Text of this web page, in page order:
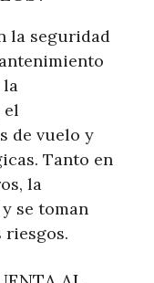
la seguridad
la
el
de vuelo y
Tanto en
la
se toman